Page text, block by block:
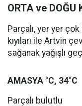
ORTA ve DOĞU
Parçalı, yer yer
kıyıları ile Artvin
sağanak yağışlı
AMASYA °C, 34°C
Parçalı bulutlu